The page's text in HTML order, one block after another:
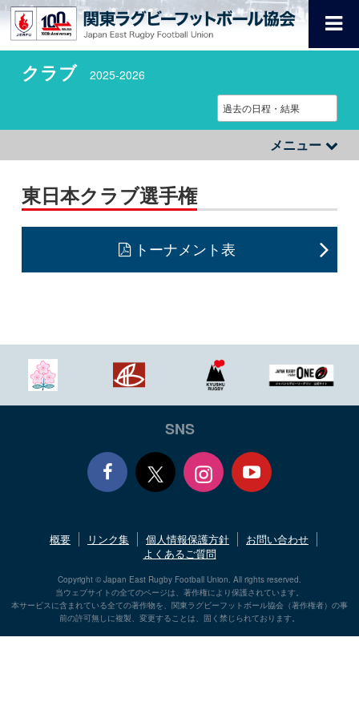
クラブ 2025-2026
メニュー
東日本クラブ選手権
トーナメント表
SNS
book
ube
概要 リンク集 個人情報保護方針
お問い合わせ
よくあるご質問
Copyright © Japan East Rugby Football Union. All rights reserved.
当ウェブサイトの全てのページは、著作権により保護されています。
本サービスに含まれている全ての著作物を、関東ラグビーフットボール協会（著作権者）の事
前の許可無しに複製、変更することは、固く禁じられております。